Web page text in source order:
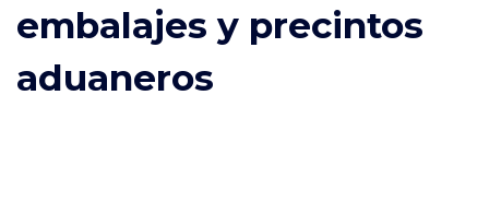
embalajes y precintos
aduaneros